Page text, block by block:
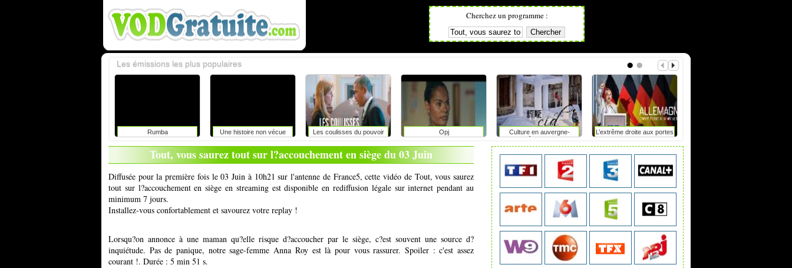
Cherchez un programme :
Rumba Une histoire non vécue Les coulisses du pouvoir Opj
Culture en auvergne-
rhône-alpes
L’extrême droite aux portes
du pouvoir en saxe-anhalt
?
Les émissions les plus populaires
Tout, vous saurez tout sur l?accouchement en siège du 03 Juin
Diffusée pour la première fois le 03 Juin à 10h21 sur l'antenne de France5, cette vidéo de Tout, vous saurez
tout sur l?accouchement en siège en streaming est disponible en rediffusion légale sur internet pendant au
minimum 7 jours.
Installez-vous confortablement et savourez votre replay !
Lorsqu?on annonce à une maman qu?elle risque d?accoucher par le siège, c?est souvent une source d?
inquiétude. Pas de panique, notre sage-femme Anna Roy est là pour vous rassurer. Spoiler : c'est assez
courant !. Durée : 5 min 51 s.